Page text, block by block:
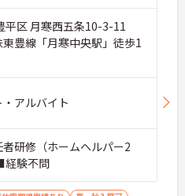
平区 月寒西五条10-3-11
豊線「月寒中央駅」徒歩1
アルバイト
研修（ホームヘルパー2
経験不問